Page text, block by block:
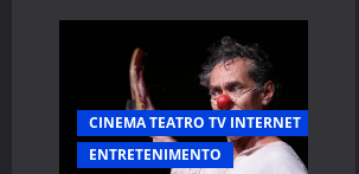
CHEGA
EM
NOVA
DIMENSÃO
CINEMA TEATRO TV INTERNET
ENTRETENIMENTO